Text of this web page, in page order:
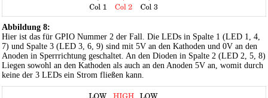
Abbildung 8:
Hier ist das für GPIO Nummer 2 der Fall. Die LEDs in Spalte 1 (LED 1, 4,
7) und Spalte 3 (LED 3, 6, 9) sind mit 5V an den Kathoden und 0V an den
Anoden in Sperrrichtung geschaltet. An den Dioden in Spalte 2 (LED 2, 5, 8)
Liegen sowohl an den Kathoden als auch an den Anoden 5V an, womit durch
keine der 3 LEDs ein Strom fließen kann.